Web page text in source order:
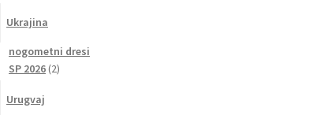
Ukrajina
nogometni dresi
SP 2026 22
Urugvaj